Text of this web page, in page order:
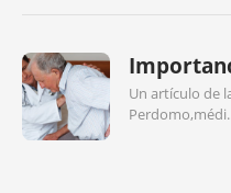
Un artículo de